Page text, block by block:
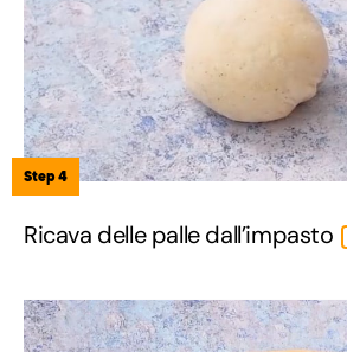
Step 4
Ricava delle palle dall’impasto